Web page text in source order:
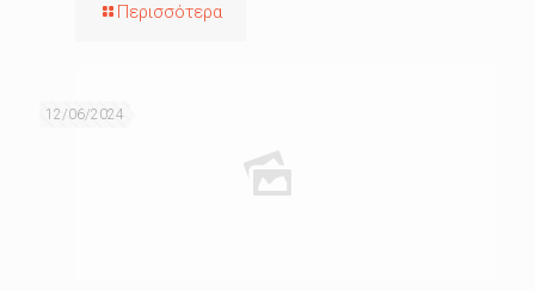
Περισσότερα
12/06/2024